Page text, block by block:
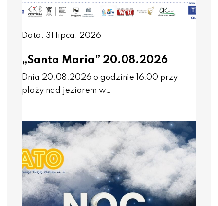
Data: 31 lipca, 2026
„Santa Maria” 20.08.2026
Dnia 20.08.2026 o godzinie 16:00 przy
plaży nad jeziorem w…